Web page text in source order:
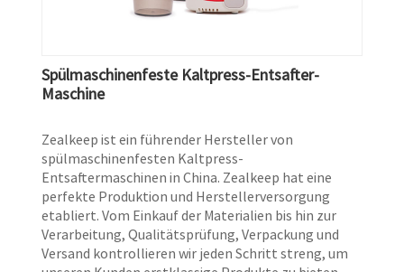
Spülmaschinenfeste Kaltpress-Entsafter-
Maschine
Zealkeep ist ein führender Hersteller von
spülmaschinenfesten Kaltpress-
Entsaftermaschinen in China. Zealkeep hat eine
perfekte Produktion und Herstellerversorgung
etabliert. Vom Einkauf der Materialien bis hin zur
Verarbeitung, Qualitätsprüfung, Verpackung und
Versand kontrollieren wir jeden Schritt streng, um